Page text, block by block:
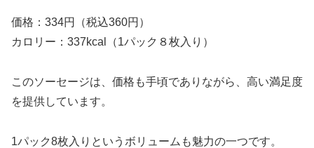
価格：334円（税込360円）
カロリー：337kcal（1パック８枚入り）
このソーセージは、価格も手頃でありながら、高い満足度
を提供しています。
1パック8枚入りというボリュームも魅力の一つです。